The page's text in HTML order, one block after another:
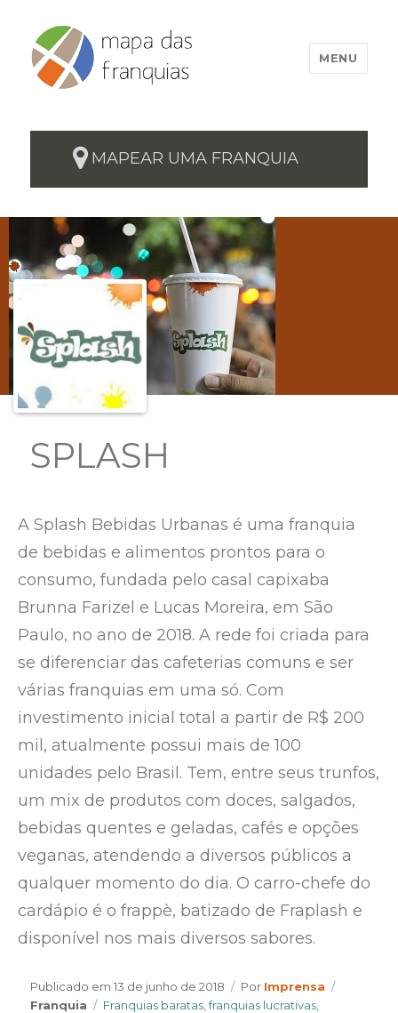
MENU
MAPEAR UMA FRANQUIA
SPLASH
A Splash Bebidas Urbanas é uma franquia
de bebidas e alimentos prontos para o
consumo, fundada pelo casal capixaba
Brunna Farizel e Lucas Moreira, em São
Paulo, no ano de 2018. A rede foi criada para
se diferenciar das cafeterias comuns e ser
várias franquias em uma só. Com
investimento inicial total a partir de R$ 200
mil, atualmente possui mais de 100
unidades pelo Brasil. Tem, entre seus trunfos,
um mix de produtos com doces, salgados,
bebidas quentes e geladas, cafés e opções
veganas, atendendo a diversos públicos a
qualquer momento do dia. O carro-chefe do
cardápio é o frappè, batizado de Fraplash e
disponível nos mais diversos sabores.
Publicado em13 de junho de 2018 Por Author
Imprensa
Franquia
Tags
Franquias baratas ,franquias lucrativas